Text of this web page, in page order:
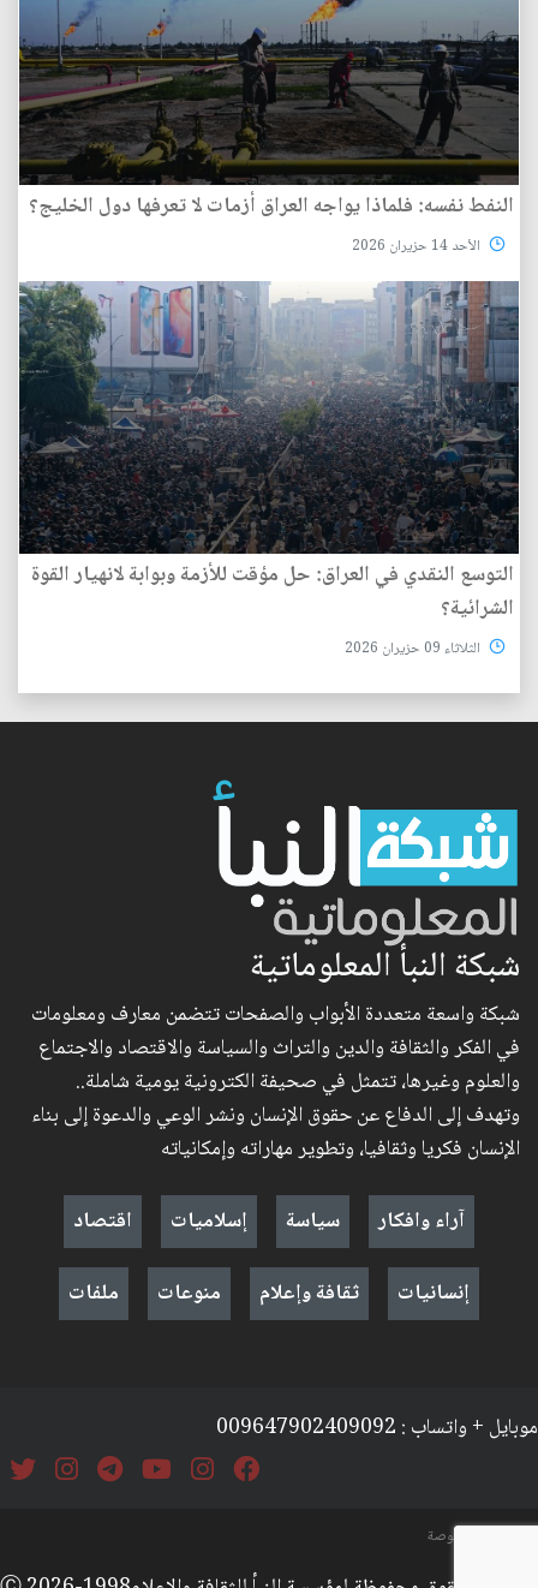
النفط نفسه: فلماذا يواجه العراق أزمات لا تعرفها دول الخليج؟
الأحد 14 حزيران 2026
التوسع النقدي في العراق: حل مؤقت للأزمة وبوابة لانهيار القوة
الشرائية؟
الثلاثاء 09 حزيران 2026
شبكة النبأ المعلوماتية
شبكة واسعة متعددة الأبواب والصفحات تتضمن معارف ومعلومات
في الفكر والثقافة والدين والتراث والسياسة والاقتصاد والاجتماع
والعلوم وغيرها، تتمثل في صحيفة الكترونية يومية شاملة..
وتهدف إلى الدفاع عن حقوق الإنسان ونشر الوعي والدعوة إلى بناء
الإنسان فكريا وثقافيا، وتطوير مهاراته وإمكانياته
آراء وافكار
سياسة إسلاميات
اقتصاد
إنسانيات
ثقافة وإعلام منوعات ملفات
موبايل + واتساب : 009647902409092
السياسة والخصوصة